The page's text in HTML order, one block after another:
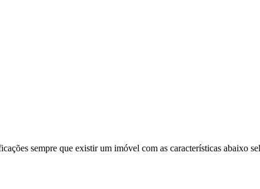
sempre que existir um imóvel com as características abaixo